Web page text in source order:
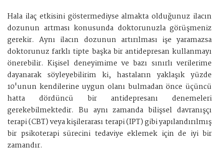
Hala ilaç etkisini göstermediyse almakta olduğunuz ilacın
dozunun artması konusunda doktorunuzla görüşmeniz
gerekir. Aynı ilacın dozunun artırılması işe yaramazsa
doktorunuz farklı tipte başka bir antidepresan kullanmayı
önerebilir. Kişisel deneyimime ve bazı sınırlı verilerime
dayanarak söyleyebilirim ki, hastaların yaklaşık yüzde
10'unun kendilerine uygun olanı bulmadan önce üçüncü
hatta dördüncü bir antidepresanı denemeleri
gerekebilmektedir. Bu aynı zamanda bilişsel davranışçı
terapi (CBT) veya kişilerarası terapi (IPT) gibi yapılandırılmış
bir psikoterapi sürecini tedaviye eklemek için de iyi bir
zamandır.